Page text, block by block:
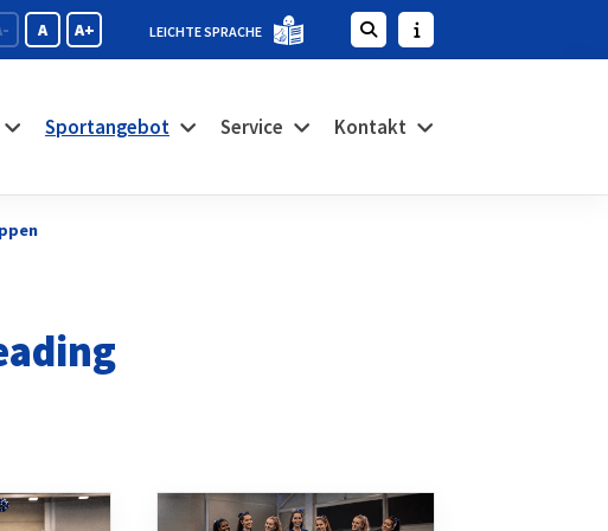
A A+ LEICHTE SPRACHE
Sportangebot Service Kontakt